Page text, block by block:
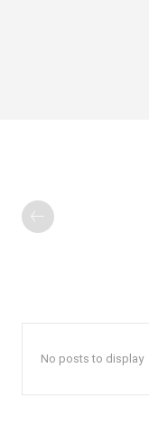
No posts to display